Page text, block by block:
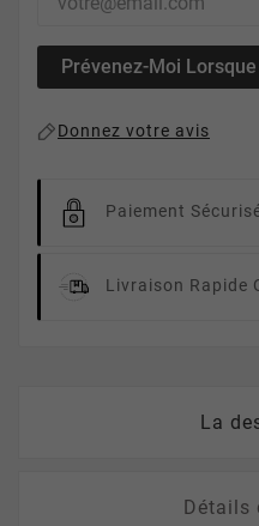
Prévenez-Moi
Donnez votre avis
Paiement
Livraison Rapide
La
Détails